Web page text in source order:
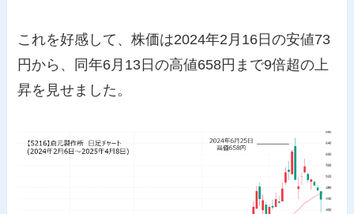
これを好感して、株価は2024年2月16日の安値73
円から、同年6月13日の高値658円まで9倍超の上
昇を見せました。